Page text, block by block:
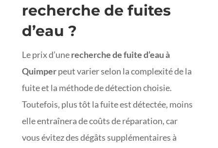
recherche de fuites
d’eau ?
Le prix d’unerecherche de fuite d’eau à
Quimperpeut varier selon la complexité de la
fuite et la méthode de détection choisie.
Toutefois, plus tôt la fuite est détectée, moins
elle entraînera de coûts de réparation, car
vous évitez des dégâts supplémentaires à